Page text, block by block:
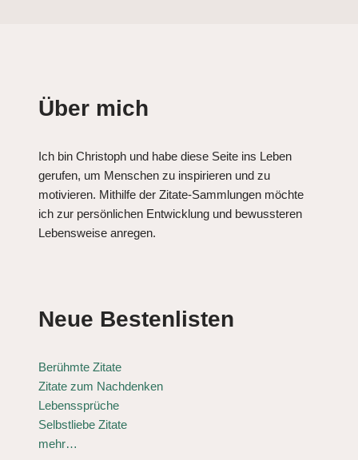
Über mich
Ich bin Christoph und habe diese Seite ins Leben
gerufen, um Menschen zu inspirieren und zu
motivieren. Mithilfe der Zitate-Sammlungen möchte
ich zur persönlichen Entwicklung und bewussteren
Lebensweise anregen.
Neue Bestenlisten
Berühmte Zitate
Zitate zum Nachdenken
Lebenssprüche
Selbstliebe Zitate
mehr…